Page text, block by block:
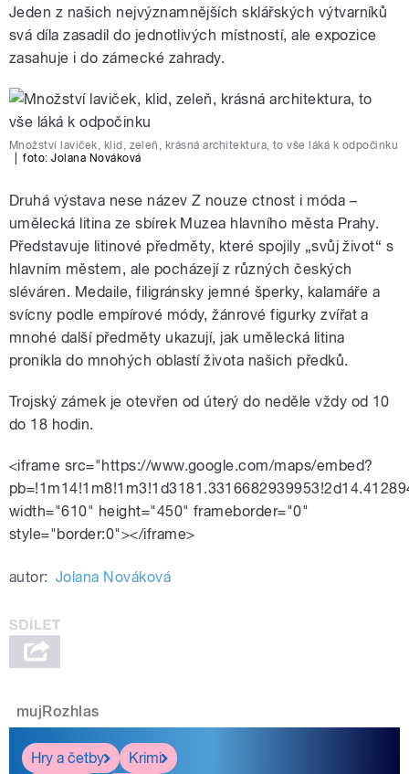
Jeden z našich nejvýznamnějších sklářských výtvarníků
svá díla zasadil do jednotlivých místností, ale expozice
zasahuje i do zámecké zahrady.
Množství laviček, klid, zeleň, krásná architektura, to vše láká k odpočinku
foto:Jolana Nováková
Druhá výstava nese název Z nouze ctnost i móda –
umělecká litina ze sbírek Muzea hlavního města Prahy.
Představuje litinové předměty, které spojily „svůj život“ s
hlavním městem, ale pocházejí z různých českých
sléváren. Medaile, filigránsky jemné šperky, kalamáře a
svícny podle empírové módy, žánrové figurky zvířat a
mnohé další předměty ukazují, jak umělecká litina
pronikla do mnohých oblastí života našich předků.
Trojský zámek je otevřen od úterý do neděle vždy od 10
do 18 hodin.
<iframe src="https://www.google.com/maps/embed?
width="610" height="450" frameborder="0"
style="border:0"></iframe>
autor: Jolana Nováková
mujRozhlas
Hry a četby
Krimi